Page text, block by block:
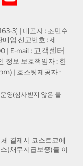
3) | 대표자 : 조민수
업 신고번호 : 제
| E-mail : 고객센터
정보 보호책임자 : 한
) | 호스팅제공자 :
영(심사받지 않은 물
결제시 코스트코에
(채무지급보증)를 이